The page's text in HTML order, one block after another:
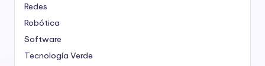
Redes
Robótica
Software
Tecnología Verde